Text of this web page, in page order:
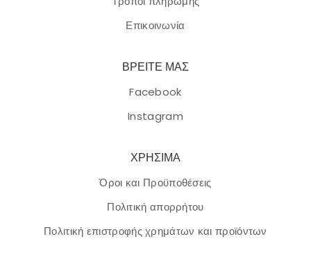
Επικοινωνία
ΒΡΕΙΤΕ ΜΑΣ
Facebook
Instagram
ΧΡΗΣΙΜΑ
Όροι και Προϋποθέσεις
Πολιτική απορρήτου
Πολιτική επιστροφής χρημάτων και προϊόντων